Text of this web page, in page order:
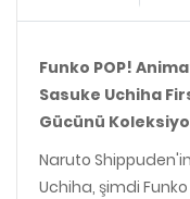
Funko POP!
Sasuke Uchiha
Gücünü
Naruto
Uchiha, şimdi